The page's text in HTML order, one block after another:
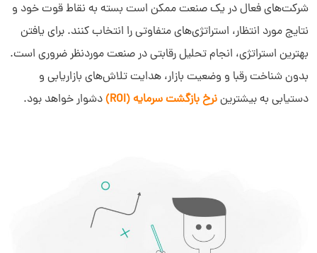
شرکت‌های فعال در یک صنعت ممکن است بسته به نقاط قوت خود و
نتایج مورد انتظار، استراتژی‌های متفاوتی را انتخاب کنند. برای یافتن
بهترین استراتژی، انجام تحلیل رقابتی در صنعت موردنظر ضروری است.
بدون شناخت رقبا و وضعیت بازار، هدایت تلاش‌های بازاریابی و
دستیابی به بیشتریننرخ بازگشت سرمایه (ROI) دشوار خواهد بود.